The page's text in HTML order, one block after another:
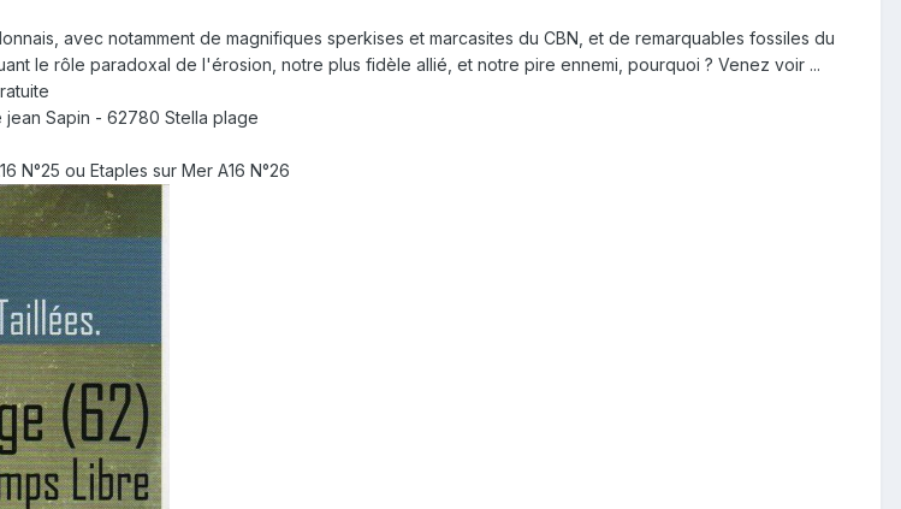
avec notamment de magnifiques sperkises et marcasites du CBN, et de remarquables fossiles du
le rôle paradoxal de l'érosion, notre plus fidèle allié, et notre pire ennemi, pourquoi ? Venez voir ...
Sapin - 62780 Stella plage
N°25 ou Etaples sur Mer A16 N°26